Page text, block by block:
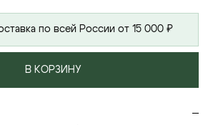
по всей России от 15 000 ₽
В КОРЗИНУ